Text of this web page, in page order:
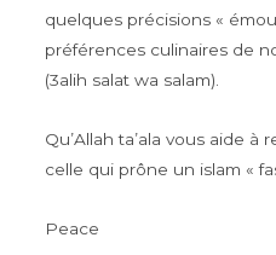
quelques précisions «
préférences culinaires de
(3alih salat wa salam).
Qu’Allah ta’ala vous aide à
celle qui prône un islam «
Peace